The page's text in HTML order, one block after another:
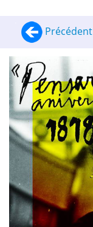
Précédent